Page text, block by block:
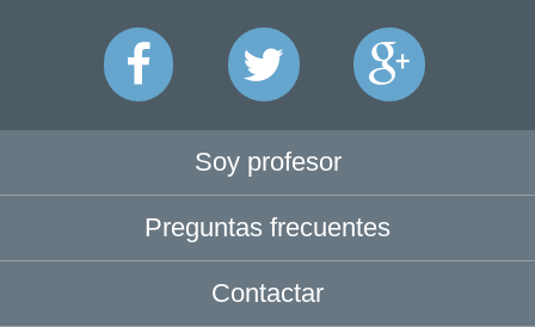
Soy profesor
Preguntas frecuentes
Contactar